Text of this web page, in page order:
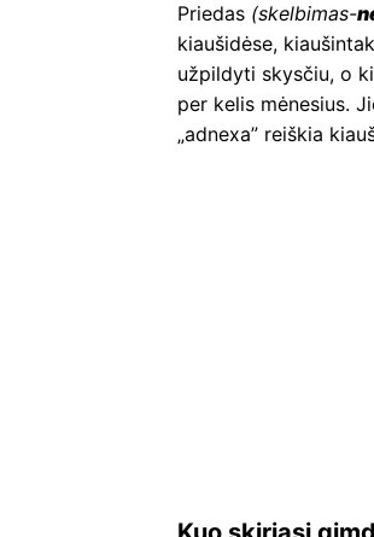
Priedas (skelbimas-
kiaušidėse,
užpildyti skysčiu, o
per kelis mėnesius.
„adnexa” reiškia